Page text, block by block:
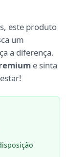
este produto
um
a diferença.
e sinta